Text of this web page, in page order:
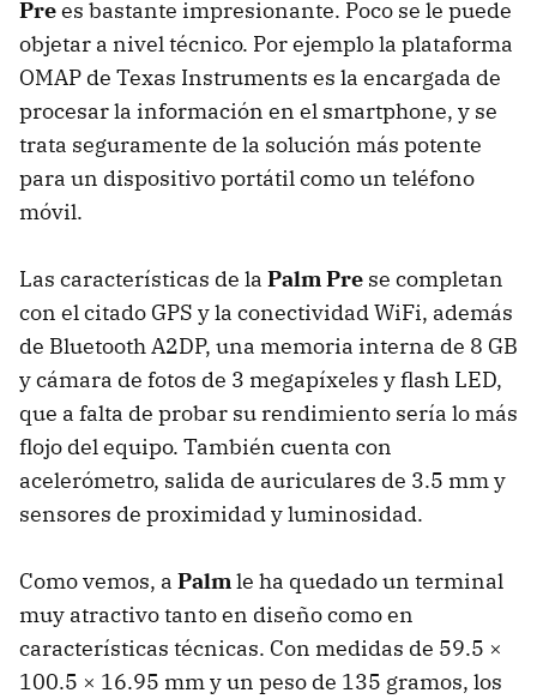
Prees bastante impresionante. Poco se le puede
objetar a nivel técnico. Por ejemplo la plataforma
OMAP de Texas Instruments es la encargada de
procesar la información en el smartphone, y se
trata seguramente de la solución más potente
para un dispositivo portátil como un teléfono
móvil.
Las características de la Palm Pre se completan
con el citado GPS y la conectividad WiFi, además
de Bluetooth A2DP, una memoria interna de 8 GB
y cámara de fotos de 3 megapíxeles y flash LED,
que a falta de probar su rendimiento sería lo más
flojo del equipo. También cuenta con
acelerómetro, salida de auriculares de 3.5 mm y
sensores de proximidad y luminosidad.
Como vemos, a Palmle ha quedado un terminal
muy atractivo tanto en diseño como en
características técnicas. Con medidas de 59.5 ×
100.5 × 16.95 mm y un peso de 135 gramos, los